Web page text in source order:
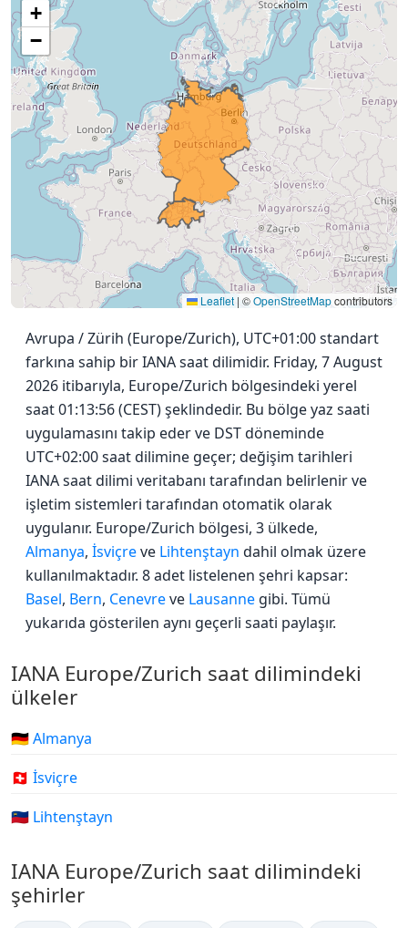
+
−
Leaflet | ©OpenStreetMapcontributors
Avrupa / Zürih (Europe/Zurich), UTC+01:00 standart
farkına sahip bir IANA saat dilimidir. Friday, 7 August
2026 itibarıyla, Europe/Zurich bölgesindeki yerel
saat 01:13:56 (CEST) şeklindedir. Bu bölge yaz saati
uygulamasını takip eder ve DST döneminde
UTC+02:00 saat dilimine geçer; değişim tarihleri
IANA saat dilimi veritabanı tarafından belirlenir ve
işletim sistemleri tarafından otomatik olarak
uygulanır. Europe/Zurich bölgesi, 3 ülkede,
Almanya, İsviçreve Lihtenştayn dahil olmak üzere
kullanılmaktadır. 8 adet listelenen şehri kapsar:
Basel, Bern, Cenevreve Lausanne gibi. Tümü
yukarıda gösterilen aynı geçerli saati paylaşır.
IANA Europe/Zurich saat dilimindeki
ülkeler
🇩🇪 Almanya
🇨🇭 İsviçre
🇱🇮 Lihtenştayn
IANA Europe/Zurich saat dilimindeki
şehirler